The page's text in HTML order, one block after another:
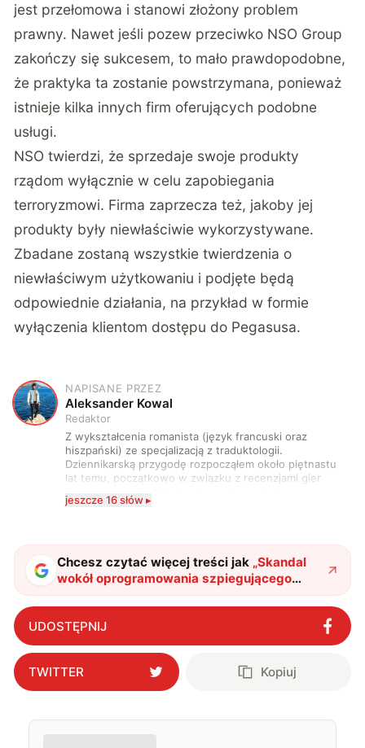
jest przełomowa i stanowi złożony problem
prawny. Nawet jeśli pozew przeciwko NSO Group
zakończy się sukcesem, to mało prawdopodobne,
że praktyka ta zostanie powstrzymana, ponieważ
istnieje kilka innych firm oferujących podobne
usługi.
NSO twierdzi, że sprzedaje swoje produkty
rządom wyłącznie w celu zapobiegania
terroryzmowi. Firma zaprzecza też, jakoby jej
produkty były niewłaściwie wykorzystywane.
Zbadane zostaną wszystkie twierdzenia o
niewłaściwym użytkowaniu i podjęte będą
odpowiednie działania, na przykład w formie
wyłączenia klientom dostępu do Pegasusa.
A
NAPISANE PRZEZ
Aleksander Kowal
Redaktor
Z wykształcenia romanista (język francuski oraz
hiszpański) ze specjalizacją z traduktologii.
Dziennikarską przygodę rozpocząłem około piętnastu
lat temu, początkowo w związku z recenzjami gier
zdecydowanie częściej na tematy związane z nauką
także uprawiać oraz oglądać sport.
jeszcze 16 słów ▸
Chcesz czytać więcej treści jak „Skandal
wokół oprogramowania szpiegującego
Pegasus. Czy da się powstrzymać rządowe
szpiegostwo?"?
UDOSTĘPNIJ
TWITTER Kopiuj